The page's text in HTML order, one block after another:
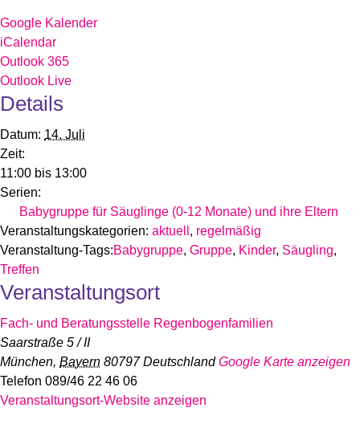
Google Kalender
iCalendar
Outlook 365
Outlook Live
Details
Datum: 14. Juli
Zeit:
11:00 bis 13:00
Serien:
Babygruppe für Säuglinge (0-12 Monate) und ihre Eltern
Veranstaltungskategorien: aktuell , regelmäßig
Veranstaltung-Tags:Babygruppe, Gruppe, Kinder, Säugling,
Treffen
Veranstaltungsort
Fach- und Beratungsstelle Regenbogenfamilien
Saarstraße 5 / II
München, Bayern 80797 Deutschland Google Karte anzeigen
Telefon 089/46 22 46 06
Veranstaltungsort-Website anzeigen